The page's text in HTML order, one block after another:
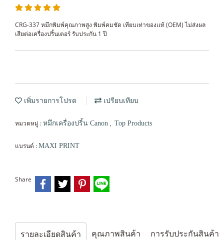
CRG-337 หมึกพิมพ์คุณภาพสูง พิมพ์คมชัด เทียบเท่าของเเท้ (OEM) ไม่ส่งผล
เสียต่อเครื่องปริ้นเตอร์ รับประกัน 1 ปี
เพิ่มรายการโปรด เปรียบเทียบ
หมวดหมู่ : หมึกเครื่องปริ้น Canon , Top Products
แบรนด์ : MAXI PRINT
Share
รายละเอียดสินค้า คุณภาพสินค้า การรับประกันสินค้า